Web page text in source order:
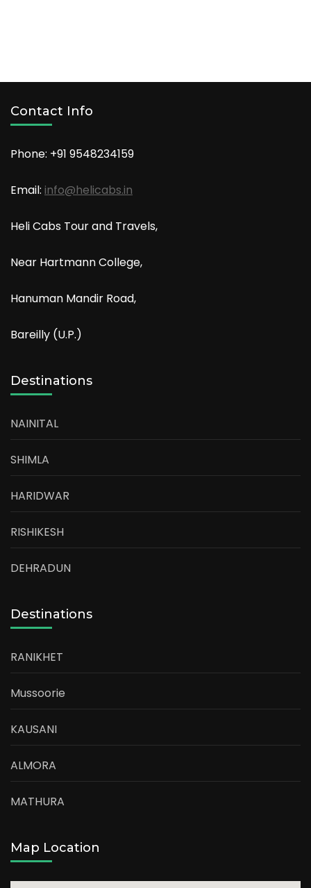
Contact Info
Phone: +91 9548234159
Email: info@helicabs.in
Heli Cabs Tour and Travels,
Near Hartmann College,
Hanuman Mandir Road,
Bareilly (U.P.)
Destinations
NAINITAL
SHIMLA
HARIDWAR
RISHIKESH
DEHRADUN
Destinations
RANIKHET
Mussoorie
KAUSANI
ALMORA
MATHURA
Map Location